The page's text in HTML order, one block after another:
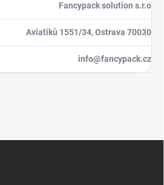
Fancypack solution s.r.o
Aviatiků 1551/34, Ostrava 70030
info@fancypack.cz